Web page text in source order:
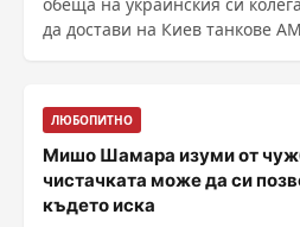
да достави на Киев танкове
ЛЮБОПИТНО
Мишо Шамара изуми от
чистачката може да си
където иска